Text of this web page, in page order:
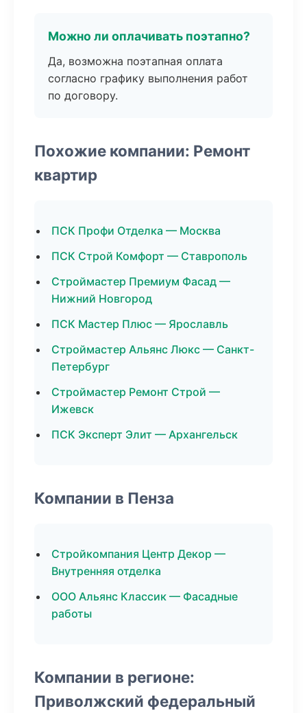
Можно ли оплачивать поэтапно?
Да, возможна поэтапная оплата
согласно графику выполнения работ
по договору.
Похожие компании: Ремонт
квартир
ПСК Профи Отделка — Москва
ПСК Строй Комфорт — Ставрополь
Строймастер Премиум Фасад —
Нижний Новгород
ПСК Мастер Плюс — Ярославль
Строймастер Альянс Люкс — Санкт-
Петербург
Строймастер Ремонт Строй —
Ижевск
ПСК Эксперт Элит — Архангельск
Компании в Пенза
Стройкомпания Центр Декор —
Внутренняя отделка
ООО Альянс Классик — Фасадные
работы
Компании в регионе:
Приволжский федеральный